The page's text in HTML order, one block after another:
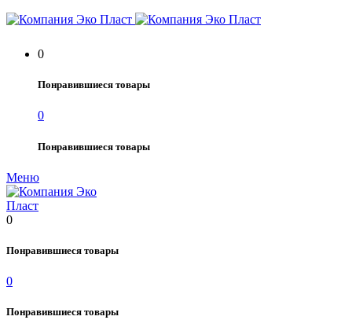
0
Понравившиеся товары
0
Понравившиеся товары
Меню
0
Понравившиеся товары
0
Понравившиеся товары